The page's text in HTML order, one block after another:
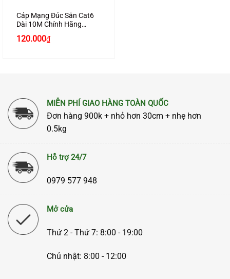
Cáp Mạng Đúc Sẵn Cat6
Dài 10M Chính Hãng
120.000₫
MIỄN PHÍ GIAO HÀNG TOÀN QUỐC
Đơn hàng 900k + nhỏ hơn 30cm + nhẹ hơn
0.5kg
Hỗ trợ 24/7
0979 577 948
Mở cửa
Thứ 2 - Thứ 7: 8:00 - 19:00
Chủ nhật: 8:00 - 12:00